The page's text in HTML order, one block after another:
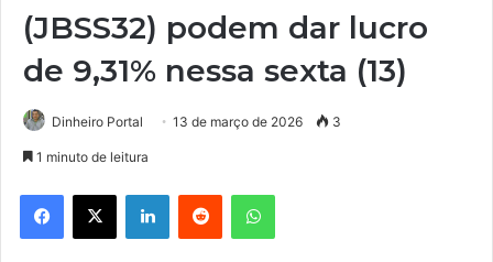
(JBSS32) podem dar lucro
de 9,31% nessa sexta (13)
Dinheiro Portal 13 de março de 2026 3
1 minuto de leitura
Facebook
X LinkedinReddit WhatsApp